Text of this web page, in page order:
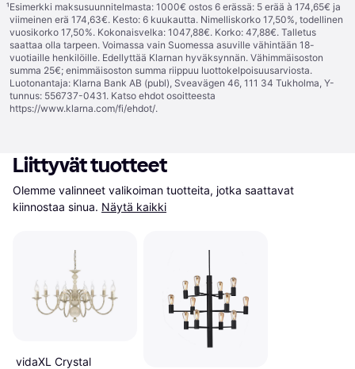
¹Esimerkki maksusuunnitelmasta: 1000€ ostos 6 erässä: 5 erää à 174,65€ ja
viimeinen erä 174,63€. Kesto: 6 kuukautta. Nimelliskorko 17,50%, todellinen
vuosikorko 17,50%. Kokonaisvelka: 1047,88€. Korko: 47,88€. Talletus
saattaa olla tarpeen. Voimassa vain Suomessa asuville vähintään 18-
vuotiaille henkilöille. Edellyttää Klarnan hyväksynnän. Vähimmäisoston
summa 25€; enimmäisoston summa riippuu luottokelpoisuusarviosta.
Luotonantaja: Klarna Bank AB (publ), Sveavägen 46, 111 34 Tukholma, Y-
tunnus: 556737-0431. Katso ehdot osoitteesta
https://www.klarna.com/fi/ehdot/.
Liittyvät tuotteet
Olemme valinneet valikoiman tuotteita, jotka saattavat
kiinnostaa sinua. Näytä kaikki
vidaXL Crystal